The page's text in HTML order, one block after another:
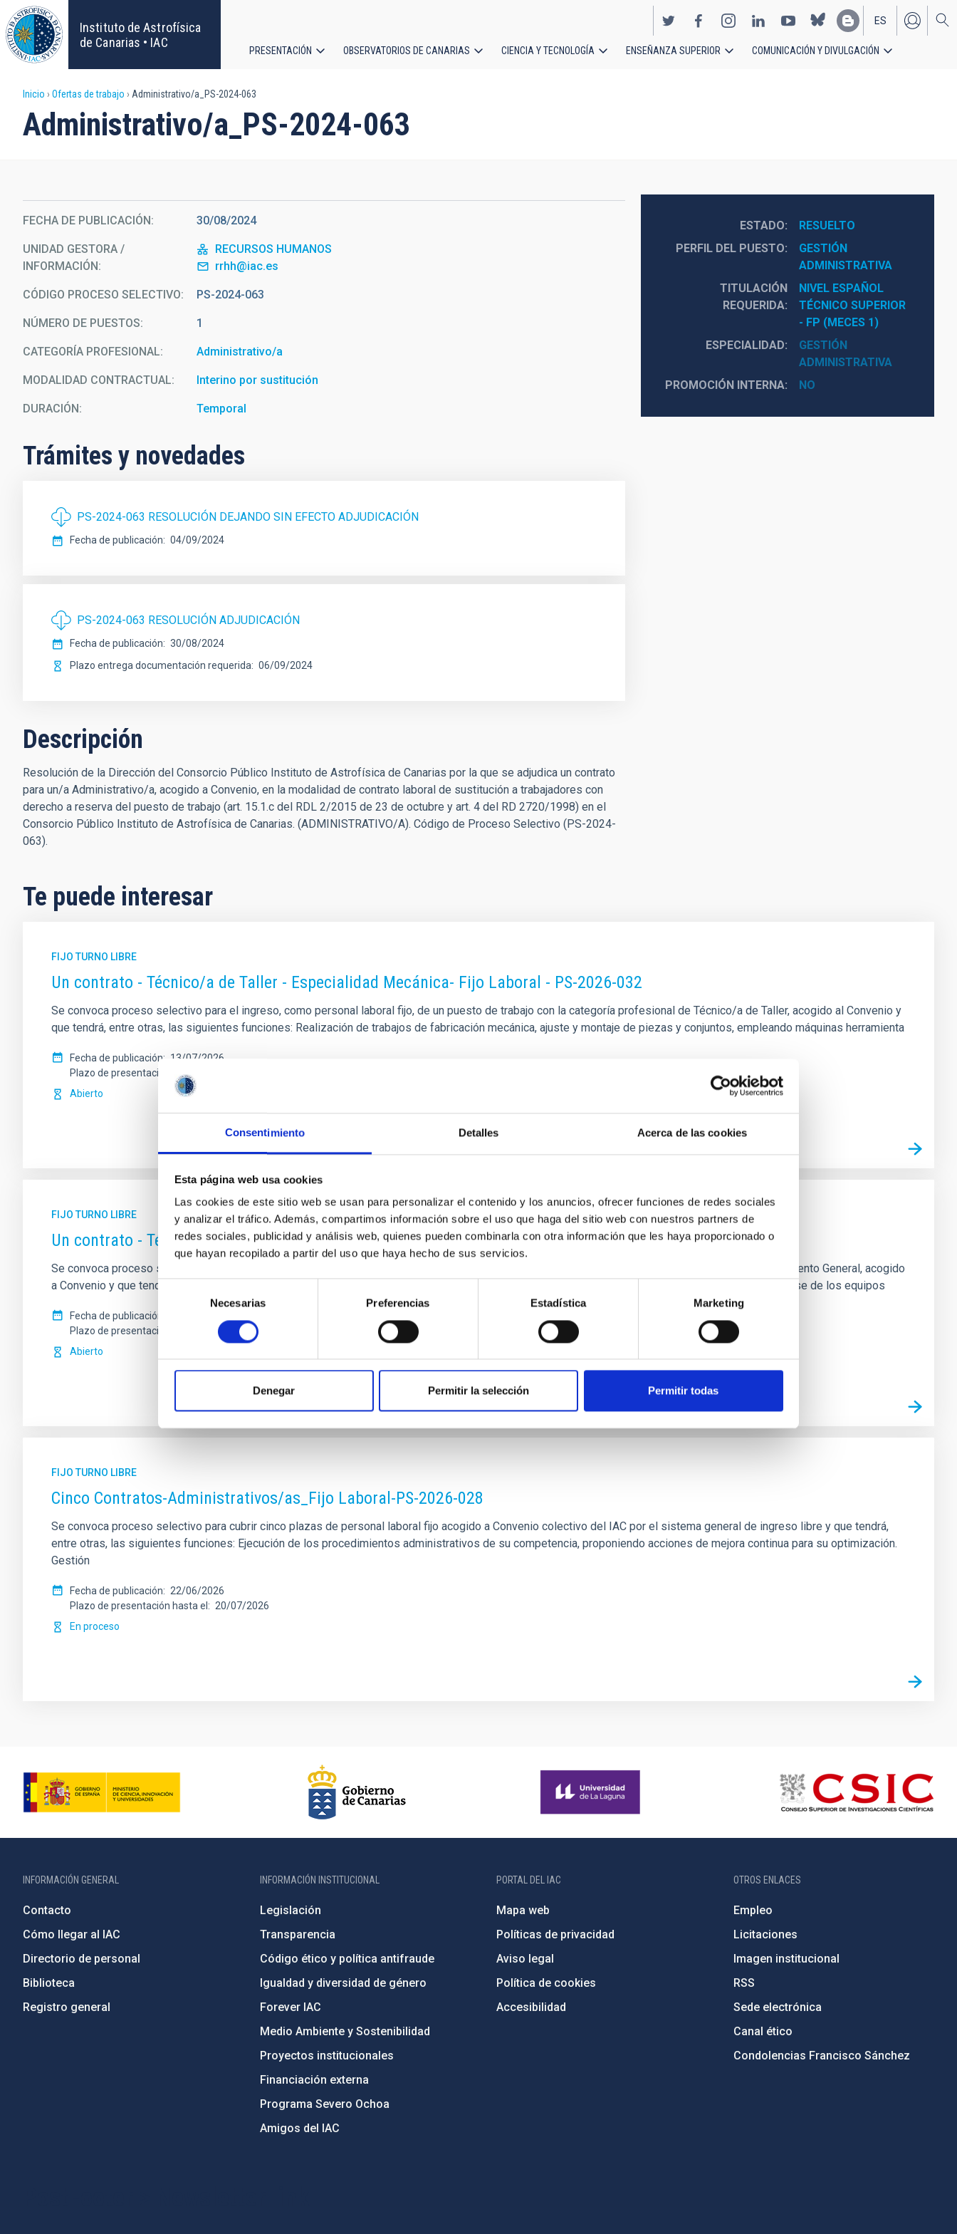
Consentimiento Detalles Acerca de las cookies
Esta página web usa cookies
Las cookies de este sitio web se usan para personalizar el contenido y los anuncios, ofrecer funciones de redes sociales
y analizar el tráfico. Además, compartimos información sobre el uso que haga del sitio web con nuestros partners de
redes sociales, publicidad y análisis web, quienes pueden combinarla con otra información que les haya proporcionado o
que hayan recopilado a partir del uso que haya hecho de sus servicios.
Selección
consentimiento
Necesarias Preferencias Estadística Marketing
Denegar Permitir la selección Permitir todas
Pasar
al
contenido
principal
Instituto de Astrofísica
de Canarias • IAC
EN
ES
principal
PRESENTACIÓN OBSERVATORIOS DE CANARIAS CIENCIA Y TECNOLOGÍA ENSEÑANZA SUPERIOR COMUNICACIÓN Y DIVULGACIÓN
Sobrescribir
enlaces
ayuda
a
la
navegación
Inicio Ofertas de trabajo Administrativo/a_PS-2024-063
Administrativo/a_PS-2024-063
FECHA DE PUBLICACIÓN 30/08/2024
UNIDAD GESTORA /
INFORMACIÓN
RECURSOS HUMANOS
rrhh@iac.es
CÓDIGO PROCESO SELECTIVO PS-2024-063
NÚMERO DE PUESTOS 1
CATEGORÍA PROFESIONAL Administrativo/a
MODALIDAD CONTRACTUAL Interino por sustitución
DURACIÓN Temporal
Trámites y novedades
PS-2024-063 RESOLUCIÓN DEJANDO SIN EFECTO ADJUDICACIÓN
Fecha de publicación 04/09/2024
PS-2024-063 RESOLUCIÓN ADJUDICACIÓN
Fecha de publicación
30/08/2024
Plazo entrega documentación requerida
06/09/2024
Descripción
Resolución de la Dirección del Consorcio Público Instituto de Astrofísica de Canarias por la que se adjudica un contrato
para un/a Administrativo/a, acogido a Convenio, en la modalidad de contrato laboral de sustitución a trabajadores con
derecho a reserva del puesto de trabajo (art. 15.1.c del RDL 2/2015 de 23 de octubre y art. 4 del RD 2720/1998) en el
Consorcio Público Instituto de Astrofísica de Canarias. (ADMINISTRATIVO/A). Código de Proceso Selectivo (PS-2024-
063).
ESTADO
RESUELTO
PERFIL DEL PUESTO
GESTIÓN
ADMINISTRATIVA
TITULACIÓN
REQUERIDA
NIVEL ESPAÑOL
TÉCNICO SUPERIOR
- FP (MECES 1)
ESPECIALIDAD
GESTIÓN
ADMINISTRATIVA
PROMOCIÓN INTERNA
NO
Te puede interesar
FIJO TURNO LIBRE
Un contrato - Técnico/a de Taller - Especialidad Mecánica- Fijo Laboral - PS-2026-032
Se convoca proceso selectivo para el ingreso, como personal laboral fijo, de un puesto de trabajo con la categoría profesional de Técnico/a de Taller, acogido al Convenio y
que tendrá, entre otras, las siguientes funciones: Realización de trabajos de fabricación mecánica, ajuste y montaje de piezas y conjuntos, empleando máquinas herramienta
Fecha de publicación
13/07/2026
Plazo de presentación hasta el
Abierto
FIJO TURNO LIBRE
Un contrato - Técnico/a Mantenimiento General Observatorios (ORM-La Palma) - Fijo Laboral -PS-2026-031
Se convoca proceso selectivo para el ingreso, como personal laboral fijo, de un puesto de trabajo con la categoría profesional de Técnico/a Mantenimiento General, acogido
a Convenio y que tendrá, entre otras, las siguientes funciones: • Ejecutar y supervisar el mantenimiento general de las instalaciones. • Responsabilizarse de los equipos
Fecha de publicación
Plazo de presentación hasta el
10/08/2026
Abierto
FIJO TURNO LIBRE
Cinco Contratos-Administrativos/as_Fijo Laboral-PS-2026-028
Se convoca proceso selectivo para cubrir cinco plazas de personal laboral fijo acogido a Convenio colectivo del IAC por el sistema general de ingreso libre y que tendrá,
entre otras, las siguientes funciones: Ejecución de los procedimientos administrativos de su competencia, proponiendo acciones de mejora continua para su optimización.
Gestión
Fecha de publicación
22/06/2026
Plazo de presentación hasta el
20/07/2026
En proceso
INFORMACIÓN GENERAL
Contacto
Cómo llegar al IAC
Directorio de personal
Biblioteca
Registro general
INFORMACIÓN INSTITUCIONAL
Legislación
Transparencia
Código ético y política antifraude
Igualdad y diversidad de género
Forever IAC
Medio Ambiente y Sostenibilidad
Proyectos institucionales
Financiación externa
Programa Severo Ochoa
Amigos del IAC
PORTAL DEL IAC
Mapa web
Políticas de privacidad
Aviso legal
Política de cookies
Accesibilidad
OTROS ENLACES
Empleo
Licitaciones
Imagen institucional
RSS
Sede electrónica
Canal ético
Condolencias Francisco Sánchez